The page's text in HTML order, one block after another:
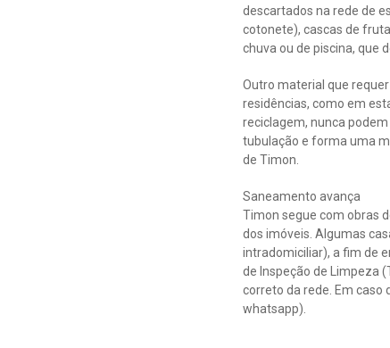
descartados na rede de
cotonete), cascas de
chuva ou de piscina, que
Outro material que
residências, como em
reciclagem, nunca
tubulação e forma uma
de Timon.
Saneamento avança
Timon segue com obras
dos imóveis. Algumas
intradomiciliar), a fim de
de Inspeção de Limpeza
correto da rede. Em caso
whatsapp).